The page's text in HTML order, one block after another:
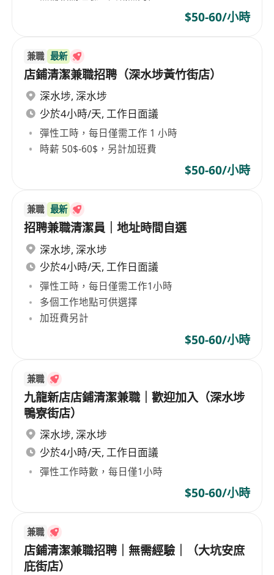
$50-60/小時
兼職 最新
店鋪清潔兼職招聘（深水埗黃竹街店）
深水埗, 深水埗
少於4小時/天, 工作日面議
彈性工時，每日僅需工作 1 小時
時薪 50$-60$，另計加班費
$50-60/小時
兼職 最新
招聘兼職清潔員｜地址時間自選
深水埗, 深水埗
少於4小時/天, 工作日面議
彈性工時，每日僅需工作1小時
多個工作地點可供選擇
加班費另計
$50-60/小時
兼職
九龍新店店鋪清潔兼職｜歡迎加入（深水埗
鴨寮街店）
深水埗, 深水埗
少於4小時/天, 工作日面議
彈性工作時數，每日僅1小時
$50-60/小時
兼職
店鋪清潔兼職招聘｜無需經驗｜（大坑安庶
庇街店）